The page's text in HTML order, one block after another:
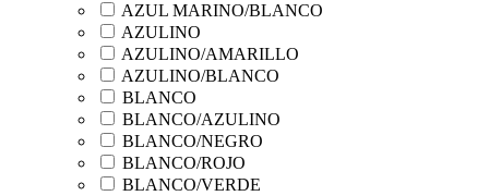
AZUL MARINO/BLANCO
AZULINO
AZULINO/AMARILLO
AZULINO/BLANCO
BLANCO
BLANCO/AZULINO
BLANCO/NEGRO
BLANCO/ROJO
BLANCO/VERDE